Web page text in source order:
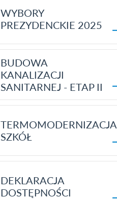
WYBORY
PREZYDENCKIE 2025
BUDOWA
KANALIZACJI
SANITARNEJ - ETAP II
TERMOMODERNIZACJA
SZKÓŁ
DEKLARACJA
DOSTĘPNOŚCI